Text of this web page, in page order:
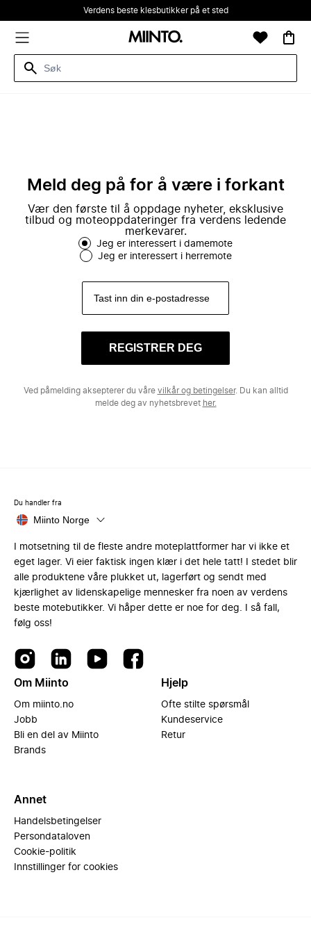
Verdens beste klesbutikker på et sted
Meld deg på for å være i forkant
Vær den første til å oppdage nyheter, eksklusive
tilbud og moteoppdateringer fra verdens ledende
merkevarer.
Jeg er interessert i damemote
Jeg er interessert i herremote
REGISTRER DEG
Ved påmelding aksepterer du våre vilkår og betingelser. Du kan alltid
melde deg av nyhetsbrevet her.
Du handler fra
Miinto Norge
I motsetning til de fleste andre moteplattformer har vi ikke et
eget lager. Vi eier faktisk ingen klær i det hele tatt! I stedet blir
alle produktene våre plukket ut, lagerført og sendt med
kjærlighet av lidenskapelige mennesker fra noen av verdens
beste motebutikker. Vi håper dette er noe for deg. I så fall,
følg oss!
Om Miinto
Om miinto.no
Jobb
Bli en del av Miinto
Brands
Hjelp
Ofte stilte spørsmål
Kundeservice
Retur
Annet
Handelsbetingelser
Persondataloven
Cookie-politik
Innstillinger for cookies